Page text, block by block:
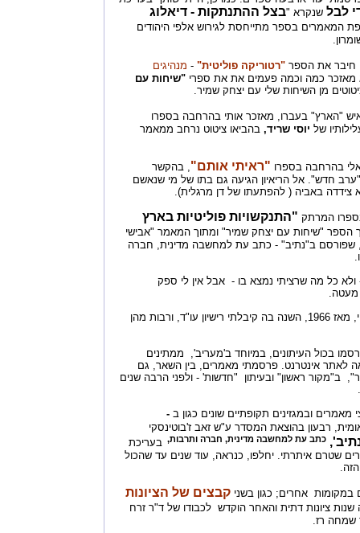
לבל שנקרא "בצל ההתנתקות - דיאלוג
המאמרים בספר מתייחסת לגירוש אלפי היהודים
חיבר את הספר "רטוריקה פוליטית" - מנהיגים
מאזכר כמה וכמה פעמים את את ספרי "שיחות עם
מן השיחות שלי עם יצחק שמיר.
"הארץ" בעברו, מאזכר אותי בהרחבה בספרו
של יוסי שריד, בהביאו ציטוט נרחב ממאמר
בהרחבה בספרו "ראיתי אותם", בהקשר
חדש". אל הריאיון הגיעה גם בתו של מי שנאשם
באביה ( להפתעתו של דן מרגלית).
המרתק "התנקשויות פוליטיות בארץ
הספר "שיחות עם יצחק שמיר" ומתוך המאמר "אבישי
ב"נתיב" - כתב עת למחשבה מדינית, חברה
כל מה שרציתי נמצא בו - אבל אין לי ספק
מעטה.
אלפי כתבות התפרסמו אודותיי, מאז 1966, השנה בה קיבלתי רישיון עו"ד, ורבות מהן
בכול העיתונים, במיוחד ב'מעריב', ממתינים
לאתר אינטרנט. פרסמתי מאמרים, בין השאר, גם
ראשון" ובעיתון "חדשות' - ולפני הרבה שנים
ובמגזינים תקופתיים שונים כגון ב -
רבעון בהוצאת המסדר ע"ש זאב ז'בוטינסקי
כתב עת למחשבה מדינית, חברה ותרבות, בעריכת
שטרם איתרתי. יחלפו, כנראה, עוד שנים עד שהכול
אחרים; כגון בשני קבצים של הציונות
ציונות דתית והאחר הוקדש לכבודו של ד"ר זרח
שמחה רז.